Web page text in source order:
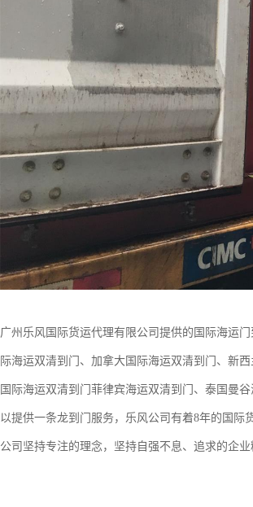
广州乐风国际货运代理有限公司提供的国际海运
际海运双清到门、加拿大国际海运双清到门、新
国际海运双清到门菲律宾海运双清到门、泰国曼
以提供一条龙到门服务，乐风公司有着8年的国际
公司坚持专注的理念，坚持自强不息、追求的企业